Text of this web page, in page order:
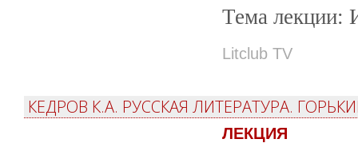
Тема лекции:
Litclub TV
КЕДРОВ К.А. РУССКАЯ ЛИТЕРАТУРА.
ЛЕКЦИЯ